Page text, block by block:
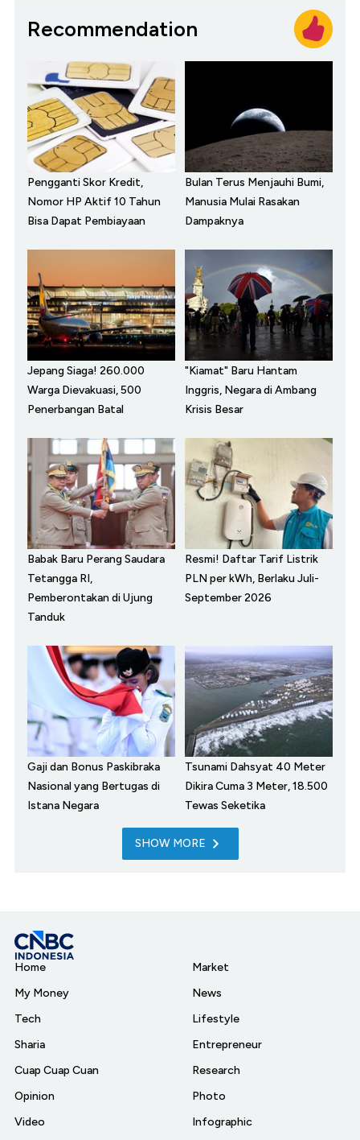
Recommendation
Pengganti Skor Kredit,
Nomor HP Aktif 10 Tahun
Bisa Dapat Pembiayaan
Bulan Terus Menjauhi Bumi,
Manusia Mulai Rasakan
Dampaknya
Jepang Siaga! 260.000
Warga Dievakuasi, 500
Penerbangan Batal
"Kiamat" Baru Hantam
Inggris, Negara di Ambang
Krisis Besar
Babak Baru Perang Saudara
Tetangga RI,
Pemberontakan di Ujung
Tanduk
Resmi! Daftar Tarif Listrik
PLN per kWh, Berlaku Juli-
September 2026
Gaji dan Bonus Paskibraka
Nasional yang Bertugas di
Istana Negara
Tsunami Dahsyat 40 Meter
Dikira Cuma 3 Meter, 18.500
Tewas Seketika
SHOW MORE
Home
My Money
Tech
Sharia
Cuap Cuap Cuan
Opinion
Video
Market
News
Lifestyle
Entrepreneur
Research
Photo
Infographic